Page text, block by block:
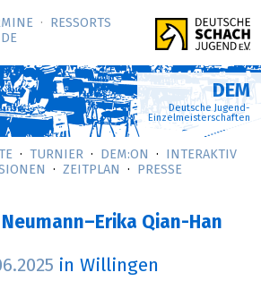
RESSORTS
DEM
Deutsche Jugend-
Einzelmeisterschaften
TURNIER DEM:ON
INTERAKTIV
ZEITPLAN PRESSE
Qian-Han
in Willingen